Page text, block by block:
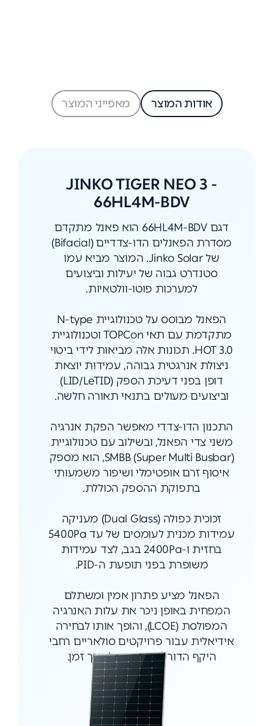
אודות המוצר מאפייני המוצר
JINKO TIGER NEO 3 -
66HL4M-BDV
דגם 66HL4M-BDV הוא פאנל מתקדם
מסדרת הפאנלים הדו-צדדיים (Bifacial)
של Jinko Solar. המוצר מביא עמו
סטנדרט גבוה של יעילות וביצועים
למערכות פוטו-וולטאיות.
הפאנל מבוסס על טכנולוגיית N-type
מתקדמת עם תאי TOPCon וטכנולוגיית
HOT 3.0. תכונות אלה מביאות לידי ביטוי
ניצולת אנרגטית גבוהה, עמידות יוצאת
דופן בפני דעיכת הספק (LID/LeTID)
וביצועים מעולים בתנאי תאורה חלשה.
התכנון הדו-צדדי מאפשר הפקת אנרגיה
משני צדי הפאנל, ובשילוב עם טכנולוגיית
SMBB (Super Multi Busbar), הוא מספק
איסוף זרם אופטימלי ושיפור משמעותי
בתפוקת ההספק הכוללת.
זכוכית כפולה (Dual Glass) מעניקה
עמידות מכנית לעומסים של עד 5400Pa
בחזית ו-2400Pa בגב, לצד עמידות
משופרת בפני תופעת ה-PID.
הפאנל מציע פתרון אמין ומשתלם
המפחית באופן ניכר את עלות האנרגיה
המפולסת (LCOE), והופך אותו לבחירה
אידיאלית עבור פרויקטים סולאריים רחבי
היקף הדורשים יציבות לאורך זמן.